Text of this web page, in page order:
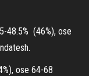
48.5% (46%), ose
ose 64-68